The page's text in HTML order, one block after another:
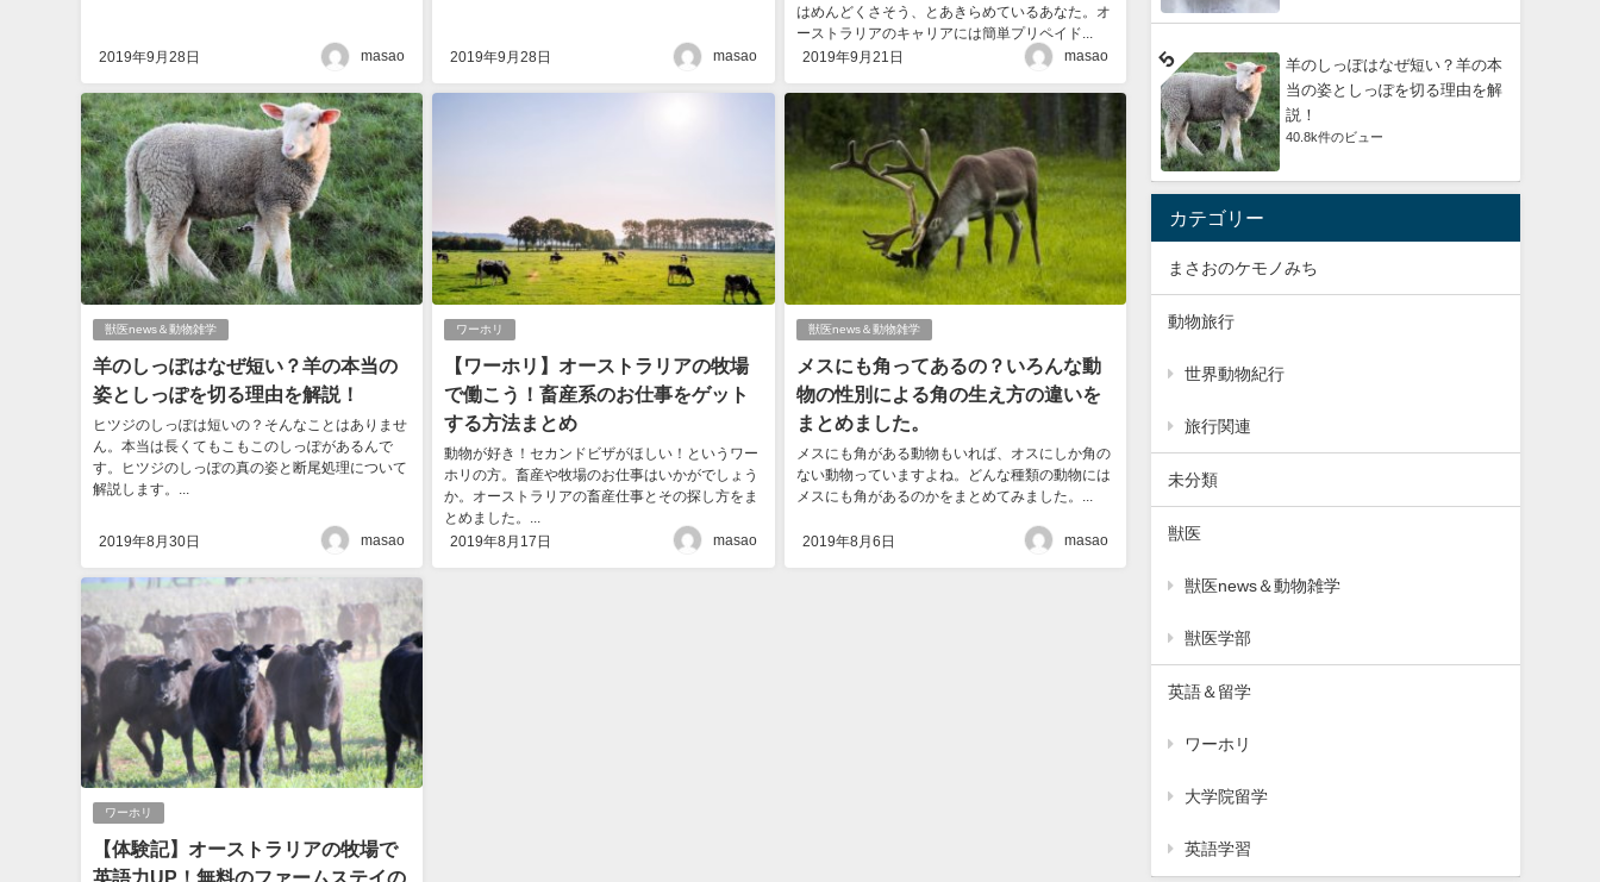
2019年9月28日 masao 2019年9月28日 masao
はめんどくさそう、とあきらめているあなた。オ
ーストラリアのキャリアには簡単プリペイド...
2019年9月21日
masao
獣医news＆動物雑学
羊のしっぽはなぜ短い？羊の本当の
姿としっぽを切る理由を解説！
ヒツジのしっぽは短いの？そんなことはありませ
ん。本当は長くてもこもこのしっぽがあるんで
す。ヒツジのしっぽの真の姿と断尾処理について
解説します。...
2019年8月30日 masao
ワーホリ
【ワーホリ】オーストラリアの牧場
で働こう！畜産系のお仕事をゲット
する方法まとめ
動物が好き！セカンドビザがほしい！というワー
ホリの方。畜産や牧場のお仕事はいかがでしょう
か。オーストラリアの畜産仕事とその探し方をま
とめました。...
2019年8月17日
masao
獣医news＆動物雑学
メスにも角ってあるの？いろんな動
物の性別による角の生え方の違いを
まとめました。
メスにも角がある動物もいれば、オスにしか角の
ない動物っていますよね。どんな種類の動物には
メスにも角があるのかをまとめてみました。...
2019年8月6日 masao
ワーホリ
【体験記】オーストラリアの牧場で
英語力UP！無料のファームステイの
羊のしっぽはなぜ短い？羊の本
当の姿としっぽを切る理由を解
説！
40.8k件のビュー
カテゴリー
まさおのケモノみち
動物旅行
世界動物紀行
旅行関連
未分類
獣医
獣医news＆動物雑学
獣医学部
英語＆留学
ワーホリ
大学院留学
英語学習